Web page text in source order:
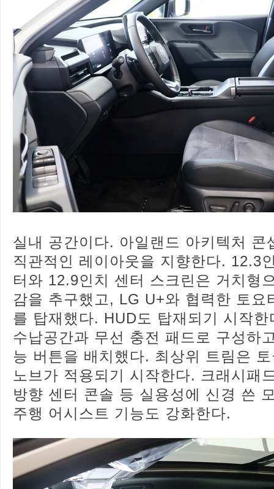
실내 공간이다. 아일랜드 아키텍처 콘
직관적인 레이아웃을 지향한다. 12.3
터와 12.9인치 센터 스크린은 거치형
감을 추구했고, LG U+와 협력한 토요
를 탑재했다. HUD도 탑재되기 시작
수납공간과 무선 충전 패드로 구성하
능 버튼을 배치했다. 최상위 트림은
노브가 적용되기 시작한다. 크래시패
방향 센터 콘솔 등 실용성에 신경 쓴
주행 어시스트 기능도 강화한다.